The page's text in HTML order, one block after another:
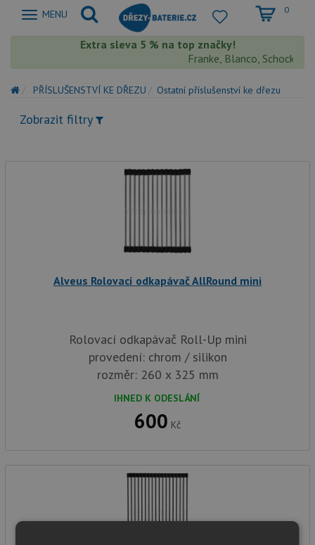
Zobrazit
MENU 0
Extra sleva 5 % na top značky!
Franke, Blanco, Schock,
PŘÍSLUŠENSTVÍ KE DŘEZU Ostatní příslušenství ke dřezu
Zobrazit filtry
Alveus Rolovací odkapávač AllRound mini
Rolovací odkapávač Roll-Up mini
provedení: chrom / silikon
rozměr: 260 x 325 mm
IHNED K ODESLÁNÍ
600 Kč